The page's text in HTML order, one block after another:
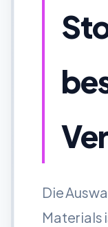
Die
Materials